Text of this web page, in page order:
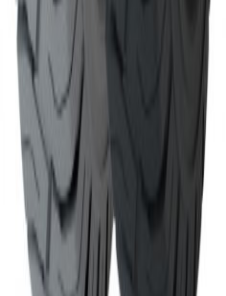
Cere ofertă
Soluții complete de intralogistică. Dealer autorizat TCM și CVS
Produse
Servicii
Despre noi
Cariere
Stivuitoare electrice
Diesel & GPL
Închirieri
Reachtruckuri
Service & Mentenanță
Piese de schimb
Contact